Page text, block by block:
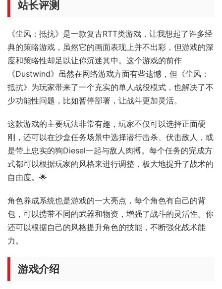
站长评测
《尘风：抵抗》是一款复古RTT类游戏，让我想起了许多经
典的策略游戏，虽然它的画面表现上并不出彩，但游戏的深
度和策略性却足以让你沉迷其中。这个游戏的前作
《Dustwind》虽然在网络游戏方面有些遗憾，但《尘风：
抵抗》为玩家带来了一个充实的单人战役模式，也解决了不
少功能性问题，比如暂停部署，让战斗更加灵活。
这款游戏的主要玩法非常有趣，玩家不仅可以选择正面硬
刚，还可以在沙盒任务场景中选择潜行击杀、伏击敌人，或
是带上忠实的狗Diesel一起与敌人肉搏。每个任务的完成方
式都可以根据玩家的风格来进行调整，极大地提升了战术的
自由度。🌟
角色养成系统也是游戏的一大亮点，每个角色有自己的背
包，可以携带不同的武器和物资，增强了战斗的灵活性。你
还可以根据自己的风格提升角色的技能，不断强化战术能
力。
游戏介绍